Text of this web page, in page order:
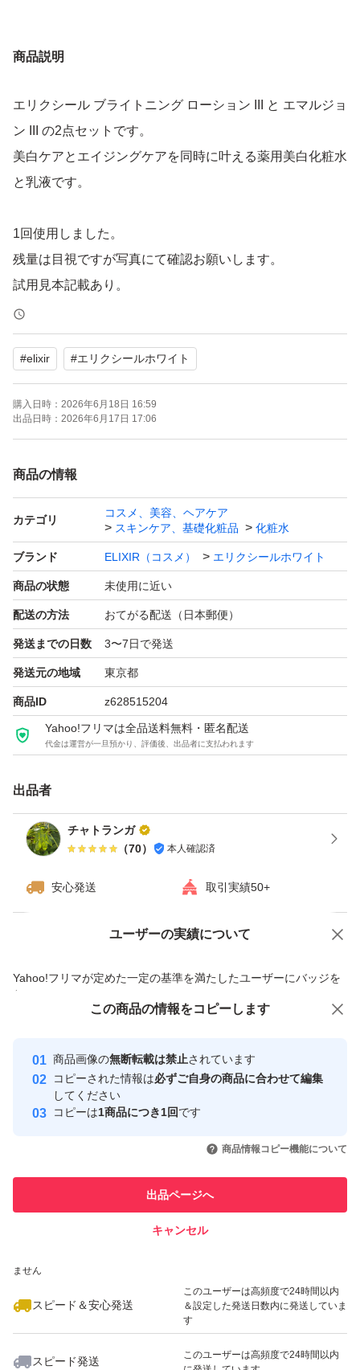
商品説明
エリクシール ブライトニング ローション III と エマルジョ
ン III の2点セットです。
美白ケアとエイジングケアを同時に叶える薬用美白化粧水
と乳液です。
1回使用しました。
残量は目視ですが写真にて確認お願いします。
試用見本記載あり。
【ブランド】エリクシール
【商品名】ブライトニング ローション III、ブライトニン
グ エマルジョン III
【商品の状態】未使用に近い
【カラー】ピンク系
【内容量】ローション、エマルジョン 各1本
出来るだけお安く出品し必要な方に
ご使用していただきたいので簡易梱包になります。
その他商品のご質問等あればコメントください。
☆他の商品も出品しているので是非ご覧ください☆
ー・ー・お取引に関するお願い事です・ー・ー・ー
○自宅保管の為細かな傷汚れ等あります。
ご理解いただける方のみお願いします。
○新品.未使用.未開封.でも自宅で保管していたものです。
神経質な方は絶対に購入しないでください。
○常識の無い返品・クレーム等は対応致しかねます。
○発送は長めに設定してますが
早めに発送するよう心がけております。
○商品についてご質問等あれば気軽にコメントください。
○ 発送前に汚れなど慎重に確認していますが
気づかなかったものに関してはご了承ください。
○ 梱包はできるだけ丁寧に心がけておりますが
配達中の破損や崩れについては対応しかねます。
#elixir #エリクシールホワイト
購入日時： 2026年6月18日 16:59
出品日時： 2026年6月17日 17:06
商品の情報
カテゴリ
コスメ、美容、ヘアケア
スキンケア、基礎化粧品
化粧水
ブランド ELIXIR（コスメ） エリクシールホワイト
商品の状態 未使用に近い
配送の方法 おてがる配送（日本郵便）
発送までの日数 3〜7日で発送
発送元の地域 東京都
商品ID z628515204
Yahoo!フリマは全品送料無料・匿名配送
代金は運営が一旦預かり、評価後、出品者に支払われます
出品者
チャトランガ
（70） 本人確認済
安心発送 取引実績50+
ユーザーの実績について
Yahoo!フリマが定めた一定の基準を満たしたユーザーにバッジを
付与しています
安心取引出品者
心・安全なユーザーです
取引実績
引を完了させた実績があります
での取引実績があります
ません
スピード＆安心発送
このユーザーは高頻度で24時間以内
＆設定した発送日数内に発送していま
す
スピード発送
このユーザーは高頻度で24時間以内
価格の相談 商品への質問
この商品の情報をコピーします
商品画像の無断転載は禁止されています
コピーされた情報は必ずご自身の商品に合わせて編集
してください
コピーは1商品につき1回です
商品情報コピー機能について
出品ページへ
キャンセル
この商品をみている人にオススメ